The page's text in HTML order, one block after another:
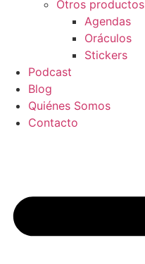
Otros productos
Agendas
Oráculos
Stickers
Podcast
Blog
Quiénes Somos
Contacto